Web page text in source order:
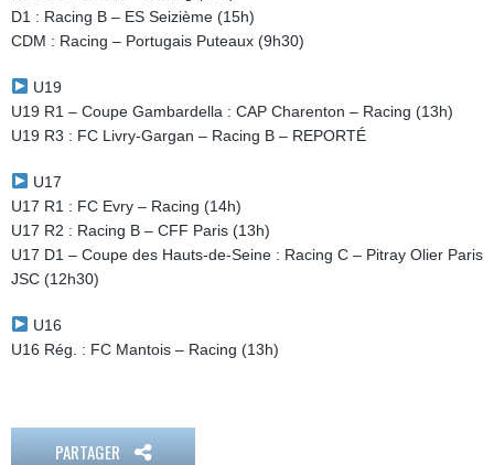
D1 : Racing B – ES Seizième (15h)
CDM : Racing – Portugais Puteaux (9h30)
U19
U19 R1 – Coupe Gambardella : CAP Charenton – Racing (13h)
U19 R3 : FC Livry-Gargan – Racing B – REPORTÉ
U17
U17 R1 : FC Evry – Racing (14h)
U17 R2 : Racing B – CFF Paris (13h)
U17 D1 – Coupe des Hauts-de-Seine : Racing C – Pitray Olier Paris
JSC (12h30)
U16
U16 Rég. : FC Mantois – Racing (13h)
PARTAGER